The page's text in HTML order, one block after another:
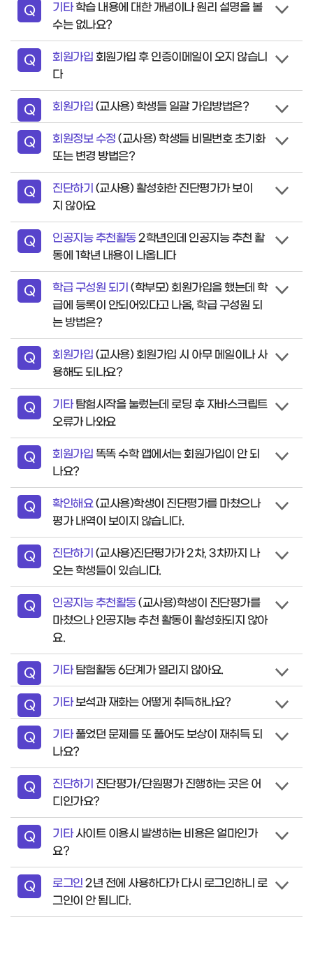
Q질
기타학습 내용에 대한 개념이나 원리 설명을 볼
수는 없나요?
Q질
회원가입 회원가입 후 인증이메일이 오지 않습니
다
Q질
문
회원가입 (교사용) 학생들 일괄 가입방법은?
Q질
회원정보 수정 (교사용) 학생들 비밀번호 초기화
또는 변경 방법은?
Q질
진단하기 (교사용) 활성화한 진단평가가 보이
지 않아요
Q질
인공지능 추천활동2학년인데 인공지능 추천 활
동에 1학년 내용이 나옵니다
Q질
학급 구성원 되기 (학부모) 회원가입을 했는데 학
급에 등록이 안되어있다고 나옴, 학급 구성원 되
는 방법은?
Q질
회원가입 (교사용) 회원가입 시 아무 메일이나 사
용해도 되나요?
Q질
기타탐험시작을 눌렀는데 로딩 후 자바스크립트
오류가 나와요
Q질
회원가입 똑똑 수학 앱에서는 회원가입이 안 되
나요?
Q질
확인해요 (교사용)학생이 진단평가를 마쳤으나
평가 내역이 보이지 않습니다.
Q질
진단하기 (교사용)진단평가가 2차, 3차까지 나
오는 학생들이 있습니다.
Q질
인공지능 추천활동(교사용)학생이 진단평가를
마쳤으나 인공지능 추천 활동이 활성화되지 않아
요.
Q질
문
기타탐험활동 6단계가 열리지 않아요.
Q질
문
기타보석과 재화는 어떻게 취득하나요?
Q질
기타풀었던 문제를 또 풀어도 보상이 재취득 되
나요?
Q질
진단하기
진단평가/단원평가 진행하는 곳은 어
디인가요?
Q질
기타사이트 이용시 발생하는 비용은 얼마인가
요?
Q질
로그인 2년 전에 사용하다가 다시 로그인하니 로
그인이 안 됩니다.